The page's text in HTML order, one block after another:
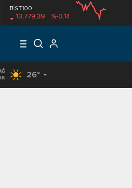
BİST100
13.779,39 %-0,14
DONDURMA İKRAMI
26°